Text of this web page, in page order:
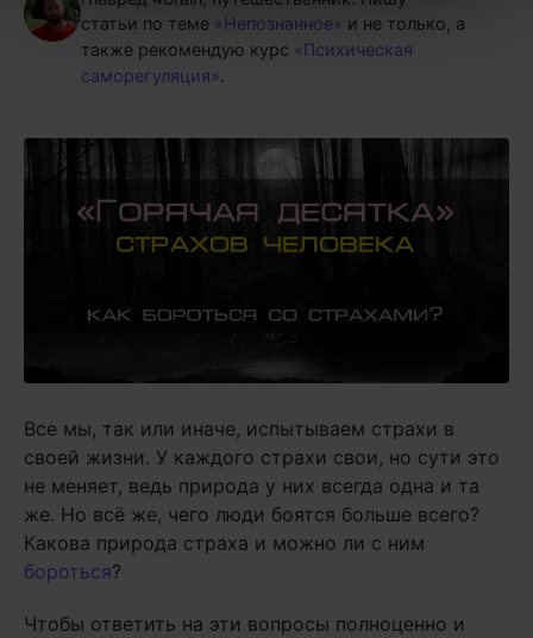
статьи по теме «Непознанное» и не только, а
также рекомендую курс «Психическая
саморегуляция».
Все мы, так или иначе, испытываем страхи в
своей жизни. У каждого страхи свои, но сути это
не меняет, ведь природа у них всегда одна и та
же. Но всё же, чего люди боятся больше всего?
Какова природа страха и можно ли с ним
бороться?
Чтобы ответить на эти вопросы полноценно и